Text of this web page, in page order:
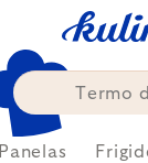
content